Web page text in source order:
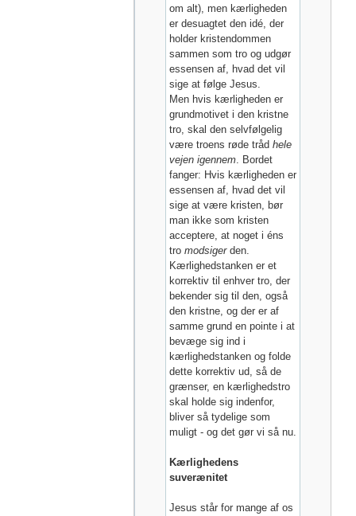
om alt), men kærligheden
er desuagtet den idé, der
holder kristendommen
sammen som tro og udgør
essensen af, hvad det vil
sige at følge Jesus.
Men hvis kærligheden er
grundmotivet i den kristne
tro, skal den selvfølgelig
være troens røde tråd hele
vejen igennem. Bordet
fanger: Hvis kærligheden er
essensen af, hvad det vil
sige at være kristen, bør
man ikke som kristen
acceptere, at noget i éns
tro modsigerden.
Kærlighedstanken er et
korrektiv til enhver tro, der
bekender sig til den, også
den kristne, og der er af
samme grund en pointe i at
bevæge sig ind i
kærlighedstanken og folde
dette korrektiv ud, så de
grænser, en kærlighedstro
skal holde sig indenfor,
bliver så tydelige som
muligt - og det gør vi så nu.
Kærlighedens
suverænitet
Jesus står for mange af os